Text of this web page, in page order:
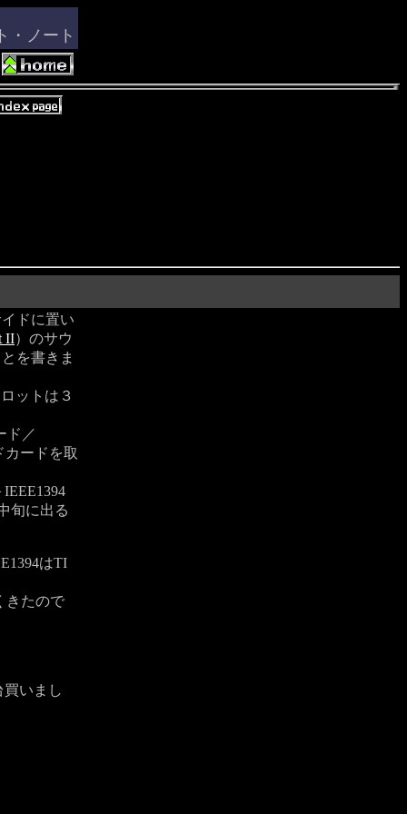
・ノート
ドに置い
II）のサウ
を書きま
ットは３
ド／
カードを取
旬に出る
はTI
きたので
買いまし